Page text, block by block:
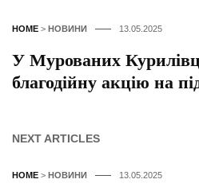
HOME > НОВИНИ 13.05.2025
У Мурованих
благодійну акцію на
NEXT ARTICLES
HOME > НОВИНИ 13.05.2025